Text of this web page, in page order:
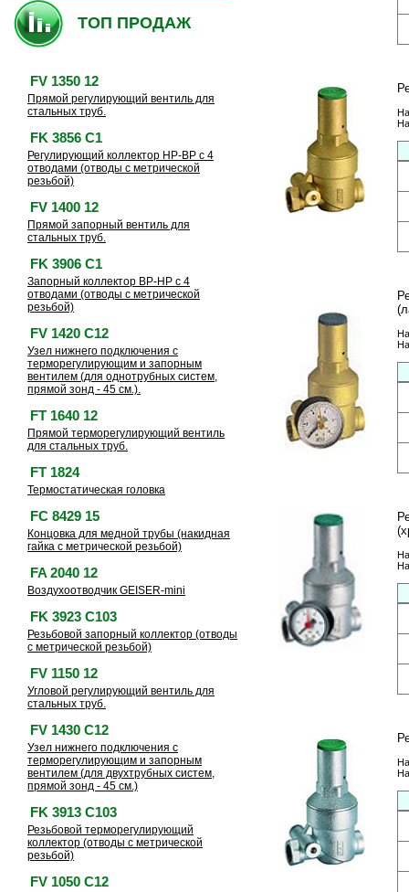
ТОП ПРОДАЖ
FV 1350 12
Прямой регулирующий вентиль для
стальных труб.
FK 3856 C1
Регулирующий коллектор HP-BP с 4
отводами (отводы с метрической
резьбой)
FV 1400 12
Прямой запорный вентиль для
стальных труб.
FK 3906 C1
Запорный коллектор BP-HP с 4
отводами (отводы с метрической
резьбой)
FV 1420 C12
Узел нижнего подключения с
терморегулирующим и запорным
вентилем (для однотрубных систем,
прямой зонд - 45 см.).
FT 1640 12
Прямой терморегулирующий вентиль
для стальных труб.
FT 1824
Термостатическая головка
FC 8429 15
Концовка для медной трубы (накидная
гайка с метрической резьбой)
FA 2040 12
Воздухоотводчик GEISER-mini
FK 3923 C103
Резьбовой запорный коллектор (отводы
с метрической резьбой)
FV 1150 12
Угловой регулирующий вентиль для
стальных труб.
FV 1430 C12
Узел нижнего подключения с
терморегулирующим и запорным
вентилем (для двухтрубных систем,
прямой зонд - 45 см.)
FK 3913 C103
Резьбовой терморегулирующий
коллектор (отводы с метрической
резьбой)
FV 1050 C12